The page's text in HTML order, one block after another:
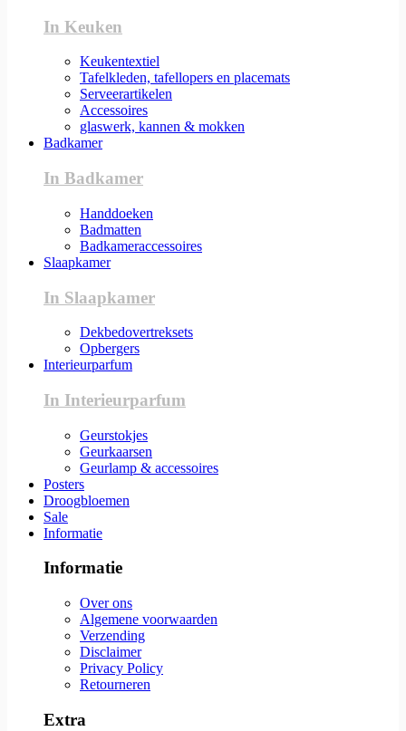
In Keuken
Keukentextiel
Tafelkleden, tafellopers en placemats
Serveerartikelen
Accessoires
glaswerk, kannen & mokken
Badkamer
In Badkamer
Handdoeken
Badmatten
Badkameraccessoires
Slaapkamer
In Slaapkamer
Dekbedovertreksets
Opbergers
Interieurparfum
In Interieurparfum
Geurstokjes
Geurkaarsen
Geurlamp & accessoires
Posters
Droogbloemen
Sale
Informatie
Informatie
Over ons
Algemene voorwaarden
Verzending
Disclaimer
Privacy Policy
Retourneren
Extra